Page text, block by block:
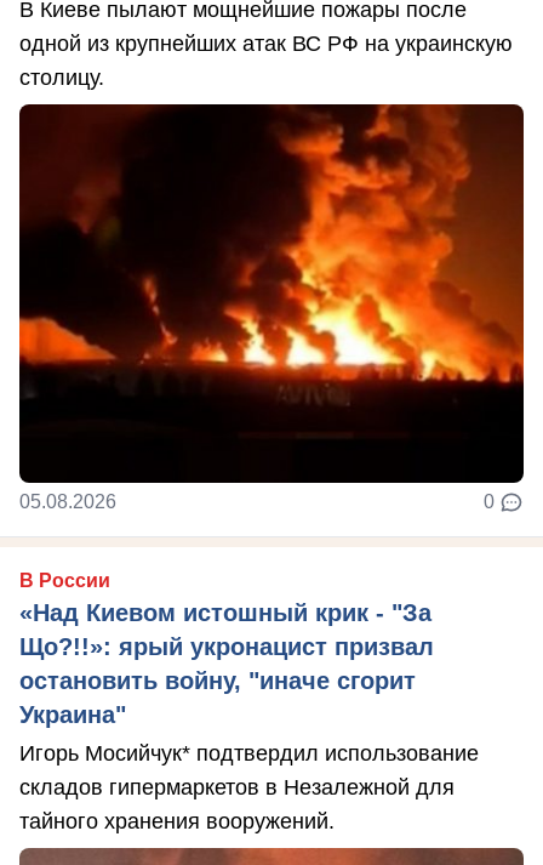
В Киеве пылают мощнейшие пожары после
одной из крупнейших атак ВС РФ на украинскую
столицу.
05.08.2026 0
В России
«Над Киевом истошный крик - "За
Що?!!»: ярый укронацист призвал
остановить войну, "иначе сгорит
Украина"
Игорь Мосийчук* подтвердил использование
складов гипермаркетов в Незалежной для
тайного хранения вооружений.